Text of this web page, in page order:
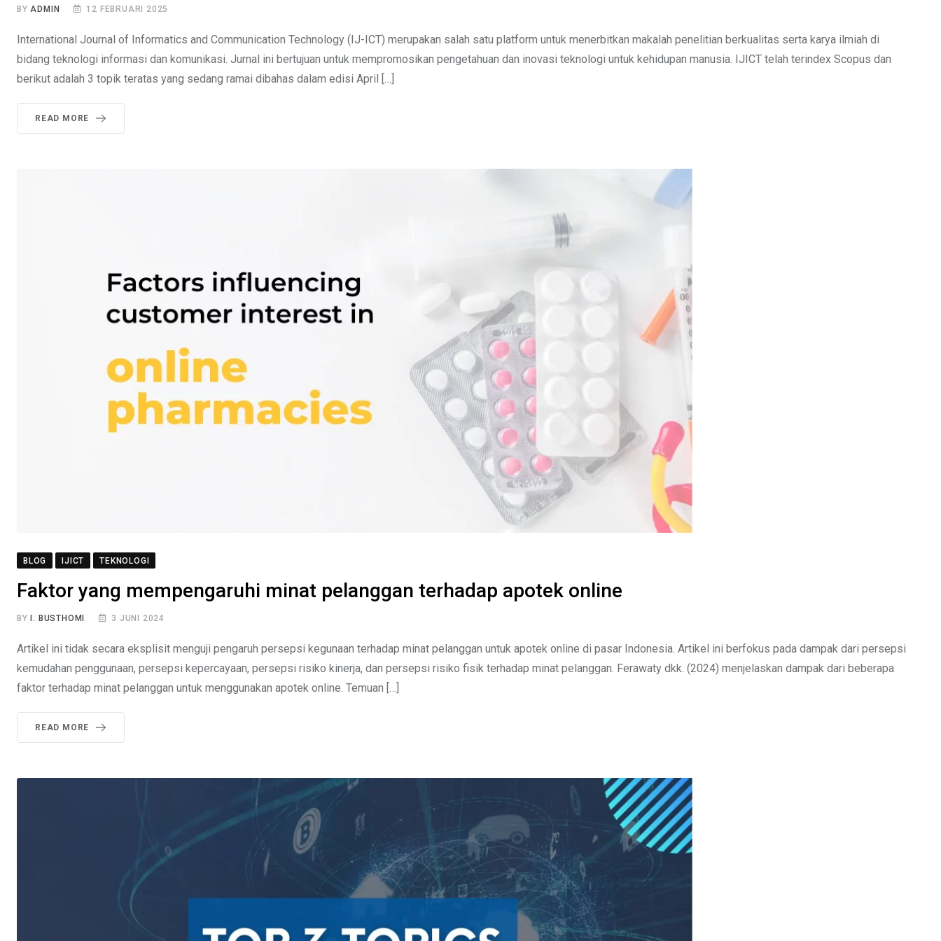
BYADMIN 12 FEBRUARI 2025
International Journal of Informatics and Communication Technology (IJ-ICT) merupakan salah satu platform untuk menerbitkan makalah penelitian berkualitas serta karya ilmiah di
bidang teknologi informasi dan komunikasi. Jurnal ini bertujuan untuk mempromosikan pengetahuan dan inovasi teknologi untuk kehidupan manusia. IJICT telah terindex Scopus dan
berikut adalah 3 topik teratas yang sedang ramai dibahas dalam edisi April […]
READ MORE
BLOG IJICT TEKNOLOGI
Faktor yang mempengaruhi minat pelanggan terhadap apotek online
BY I. BUSTHOMI 3 JUNI 2024
Artikel ini tidak secara eksplisit menguji pengaruh persepsi kegunaan terhadap minat pelanggan untuk apotek online di pasar Indonesia. Artikel ini berfokus pada dampak dari persepsi
kemudahan penggunaan, persepsi kepercayaan, persepsi risiko kinerja, dan persepsi risiko fisik terhadap minat pelanggan. Ferawaty dkk. (2024) menjelaskan dampak dari beberapa
faktor terhadap minat pelanggan untuk menggunakan apotek online. Temuan […]
READ MORE